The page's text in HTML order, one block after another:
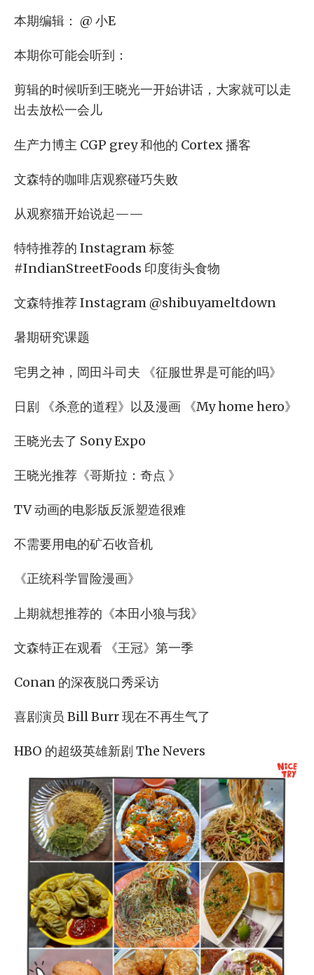
本期编辑： @ 小E
本期你可能会听到：
剪辑的时候听到王晓光一开始讲话，大家就可以走
出去放松一会儿
生产力博主 CGP grey 和他的 Cortex 播客
文森特的咖啡店观察碰巧失败
从观察猫开始说起——
特特推荐的 Instagram 标签
#IndianStreetFoods 印度街头食物
文森特推荐 Instagram @shibuyameltdown
暑期研究课题
宅男之神，岡田斗司夫 《征服世界是可能的吗》
日剧 《杀意的道程》以及漫画 《My home hero》
王晓光去了 Sony Expo
王晓光推荐《哥斯拉：奇点 》
TV 动画的电影版反派塑造很难
不需要用电的矿石收音机
《正统科学冒险漫画》
上期就想推荐的《本田小狼与我》
文森特正在观看 《王冠》第一季
Conan 的深夜脱口秀采访
喜剧演员 Bill Burr 现在不再生气了
HBO 的超级英雄新剧 The Nevers